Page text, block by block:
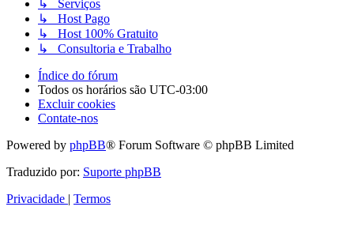
↳ Serviços
↳ Host Pago
↳ Host 100% Gratuito
↳ Consultoria e Trabalho
Índice do fórum
Todos os horários são UTC-03:00
Excluir cookies
Contate-nos
Powered by phpBB® Forum Software © phpBB Limited
Traduzido por: Suporte phpBB
Privacidade
Termos